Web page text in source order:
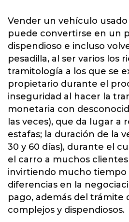
Vender un vehículo
puede convertirse en un
dispendioso e incluso
pesadilla, al ser varios los
tramitología a los que se
propietario durante el
inseguridad al hacer la
monetaria con
las veces), que da lugar a
estafas; la duración de la
30 y 60 días), durante el
el carro a muchos
invirtiendo mucho tiempo
diferencias en la
pago, además del trámite
complejos y dispendiosos.